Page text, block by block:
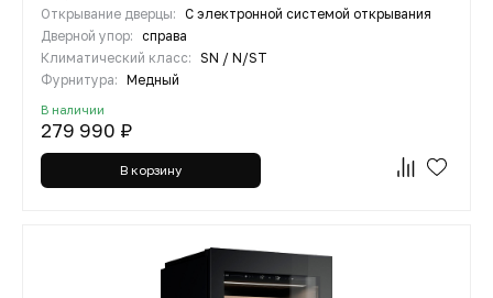
Открывание дверцы: С электронной системой открывания
Дверной упор: справа
Климатический класс: SN / N/ST
Фурнитура: Медный
В наличии
279 990 ₽
В корзину